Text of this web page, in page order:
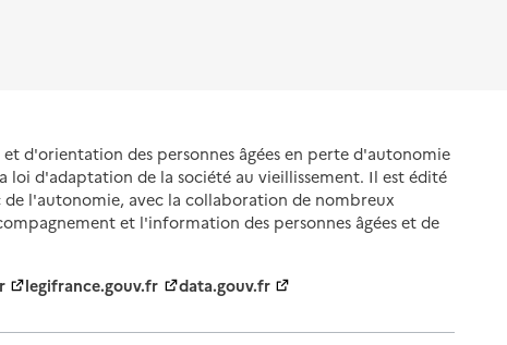
d'orientation des personnes âgées en perte d'autonomie
loi d'adaptation de la société au vieillissement. Il est édité
de l'autonomie, avec la collaboration de nombreux
et l'information des personnes âgées et de
legifrance.gouv.fr data.gouv.fr